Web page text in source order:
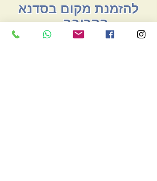
להזמנת מקום בסדנא
הקרובה
יום רביעי 31.7 14:00-11:30